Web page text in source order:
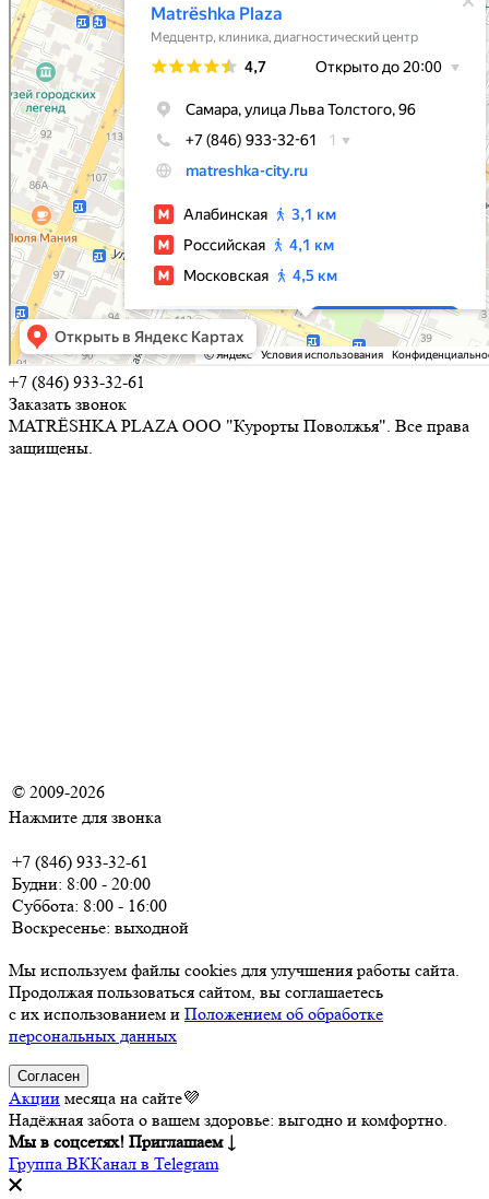
+7 (846) 933-32-61
Заказать звонок
MATRЁSHKA PLAZA ООО "Курорты Поволжья". Все права
защищены.
© 2009-2026
Нажмите для звонка
+7 (846) 933-32-61
Будни: 8:00 - 20:00
Суббота: 8:00 - 16:00
Воскресенье: выходной
Мы используем файлы cookies для улучшения работы сайта.
Продолжая пользоваться сайтом, вы соглашаетесь
с их использованием и Положением об обработке
персональных данных
Согласен
Акции месяца на сайте💜
Надёжная забота о вашем здоровье: выгодно и комфортно.
Мы в соцсетях! Приглашаем ↓
Группа ВККанал в Telegram